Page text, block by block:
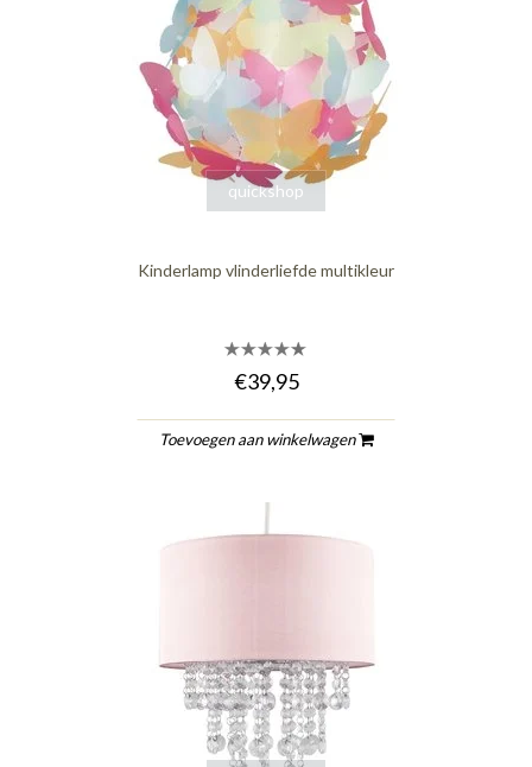
quickshop
Kinderlamp vlinderliefde multikleur
€39,95
Toevoegen aan winkelwagen